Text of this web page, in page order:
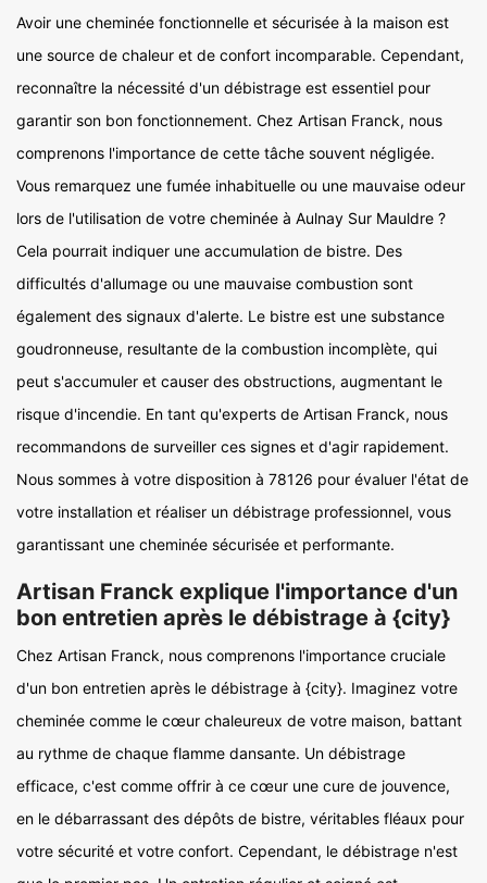
Avoir une cheminée fonctionnelle et sécurisée à la maison est
une source de chaleur et de confort incomparable. Cependant,
reconnaître la nécessité d'un débistrage est essentiel pour
garantir son bon fonctionnement. Chez Artisan Franck, nous
comprenons l'importance de cette tâche souvent négligée.
Vous remarquez une fumée inhabituelle ou une mauvaise odeur
lors de l'utilisation de votre cheminée à Aulnay Sur Mauldre ?
Cela pourrait indiquer une accumulation de bistre. Des
difficultés d'allumage ou une mauvaise combustion sont
également des signaux d'alerte. Le bistre est une substance
goudronneuse, resultante de la combustion incomplète, qui
peut s'accumuler et causer des obstructions, augmentant le
risque d'incendie. En tant qu'experts de Artisan Franck, nous
recommandons de surveiller ces signes et d'agir rapidement.
Nous sommes à votre disposition à 78126 pour évaluer l'état de
votre installation et réaliser un débistrage professionnel, vous
garantissant une cheminée sécurisée et performante.
Artisan Franck explique l'importance d'un
bon entretien après le débistrage à {city}
Chez Artisan Franck, nous comprenons l'importance cruciale
d'un bon entretien après le débistrage à {city}. Imaginez votre
cheminée comme le cœur chaleureux de votre maison, battant
au rythme de chaque flamme dansante. Un débistrage
efficace, c'est comme offrir à ce cœur une cure de jouvence,
en le débarrassant des dépôts de bistre, véritables fléaux pour
votre sécurité et votre confort. Cependant, le débistrage n'est